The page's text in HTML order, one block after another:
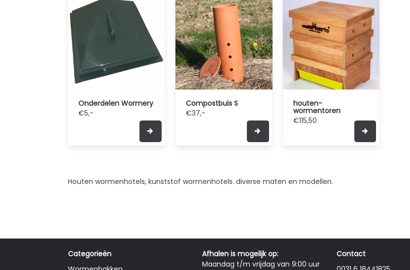
Onderdelen Wormery
€5,-
Compostbuis S
€37,-
houten-
wormentoren
€115,50
Houten wormenhotels, kunststof wormenhotels. diverse maten en modellen.
Categorieën
Afhalen is mogelijk op:
Maandag t/m vrijdag van 9:00 uur
Contact